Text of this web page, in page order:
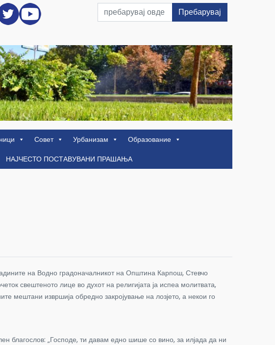
Пребарувај
Совет Урбанизам
Образование
НАЈЧЕСТО ПОСТАВУВАНИ ПРАШАЊА
на Водно градоначалникот на Општина Карпош, Стевчо
свештеното лице во духот на религијата ја испеа молитвата,
мештани извршија обредно закројување на лозјето, а некои го
благослов: „Господе, ти давам едно шише со вино, за илјада да ни